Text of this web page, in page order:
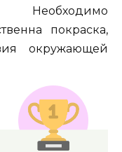
Необходимо
покраска,
окружающей